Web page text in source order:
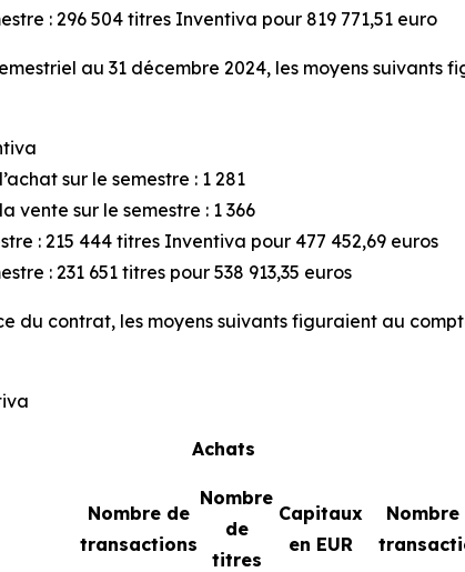
: 296 504 titres Inventiva pour 819 771,51 euro
au 31 décembre 2024, les moyens suivants
sur le semestre : 1 281
vente sur le semestre : 1 366
: 215 444 titres Inventiva pour 477 452,69 euros
: 231 651 titres pour 538 913,35 euros
du contrat, les moyens suivants figuraient au
Achats
Nombre de
transactions
Nombre
de
titres
Capitaux
en EUR
Nombre